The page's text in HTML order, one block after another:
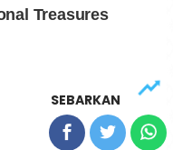
SEBARKAN